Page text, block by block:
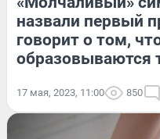
назвали первый
говорит о том,
образовываются
17 мая, 2023, 11:00 850